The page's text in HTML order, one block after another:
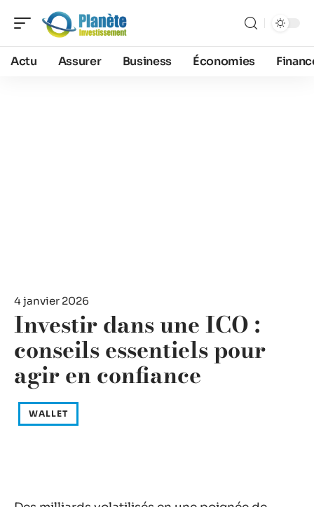
Actu Assurer Business Économies
4 janvier 2026
Investir dans une ICO :
conseils essentiels pour
agir en confiance
WALLET